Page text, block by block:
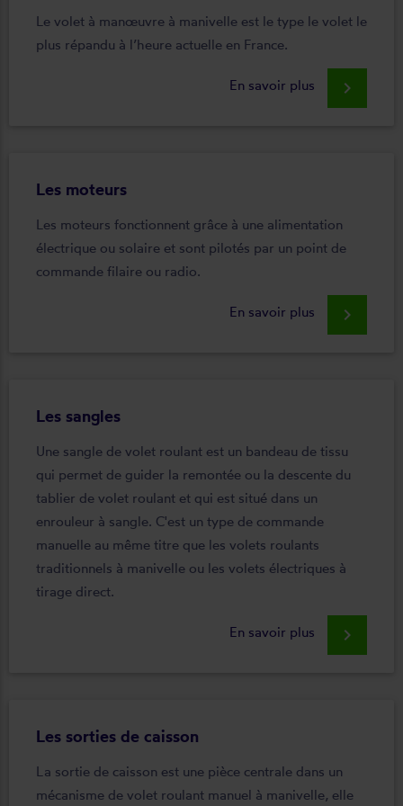
Le volet à manœuvre à manivelle est le type le volet le
plus répandu à l’heure actuelle en France.
En savoir plus keyboard_arrow_right
Les moteurs
Les moteurs fonctionnent grâce à une alimentation
électrique ou solaire et sont pilotés par un point de
commande filaire ou radio.
En savoir plus keyboard_arrow_right
Les sangles
Une sangle de volet roulant est un bandeau de tissu
qui permet de guider la remontée ou la descente du
tablier de volet roulant et qui est situé dans un
enrouleur à sangle. C'est un type de commande
manuelle au même titre que les volets roulants
traditionnels à manivelle ou les volets électriques à
tirage direct.
En savoir plus keyboard_arrow_right
Les sorties de caisson
La sortie de caisson est une pièce centrale dans un
mécanisme de volet roulant manuel à manivelle, elle